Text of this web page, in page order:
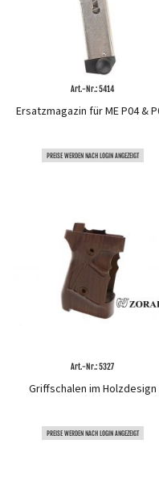
Art.-Nr.: 5414
Ersatzmagazin für ME P04 &
PREISE WERDEN NACH LOGIN ANGEZEIGT
Art.-Nr.: 5327
Griffschalen im Holzdesign
PREISE WERDEN NACH LOGIN ANGEZEIGT